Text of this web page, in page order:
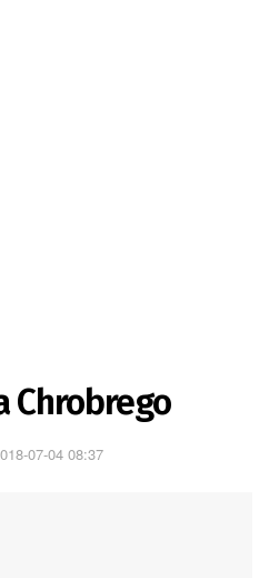
Chrobrego
07-04 08:37